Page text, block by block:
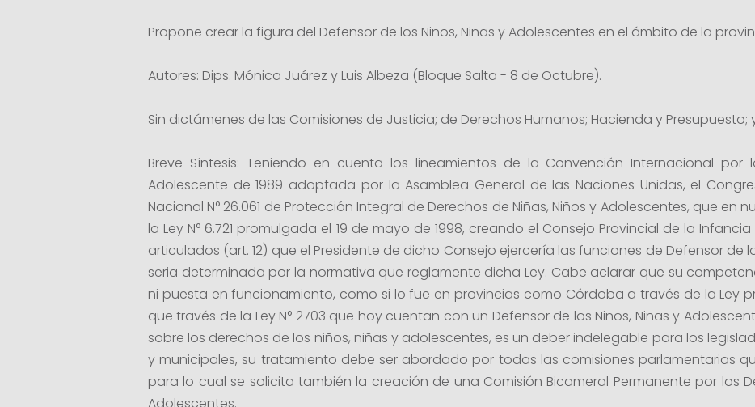
Propone crear la figura del Defensor de los Niños, Niñas y Adolescentes en el ámbito de la
Autores: Dips. Mónica Juárez y Luis Albeza (Bloque Salta - 8 de Octubre).
Sin dictámenes de las Comisiones de Justicia; de Derechos Humanos; Hacienda y Presupuesto;
Breve Síntesis: Teniendo en cuenta los lineamientos de la Convención Internacional por
Adolescente de 1989 adoptada por la Asamblea General de las Naciones Unidas, el
Nacional N° 26.061 de Protección Integral de Derechos de Niñas, Niños y Adolescentes, que en
la Ley N° 6.721 promulgada el 19 de mayo de 1998, creando el Consejo Provincial de la
articulados (art. 12) que el Presidente de dicho Consejo ejercería las funciones de Defensor de
seria determinada por la normativa que reglamente dicha Ley. Cabe aclarar que su
ni puesta en funcionamiento, como si lo fue en provincias como Córdoba a través de la Ley
que través de la Ley N° 2703 que hoy cuentan con un Defensor de los Niños, Niñas y
sobre los derechos de los niños, niñas y adolescentes, es un deber indelegable para los
y municipales, su tratamiento debe ser abordado por todas las comisiones parlamentarias
para lo cual se solicita también la creación de una Comisión Bicameral Permanente por los